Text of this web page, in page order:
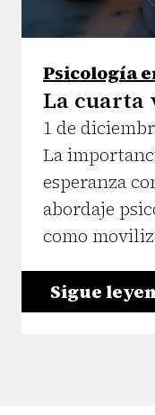
Psicología
La cuarta
1 de
La
esperanza
abordaje
como
Sigue